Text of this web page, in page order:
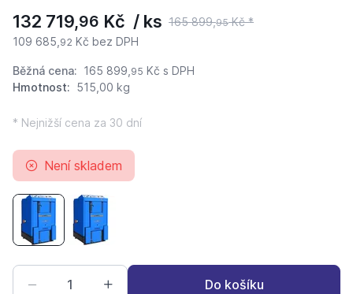
132 719,96 Kč / ks 165 899,95Kč *
109 685, 92 Kč bez DPH
Běžná cena: 165 899, 95 Kč s DPH
Hmotnost: 515,00 kg
* Nejnižší cena za 30 dní
Není skladem
KOTEL ATMOS Dřevoplyn s tlačným ventilátorem DC 70
KOTEL ATMOS Dřevoplyn s tlačným
Do košíku